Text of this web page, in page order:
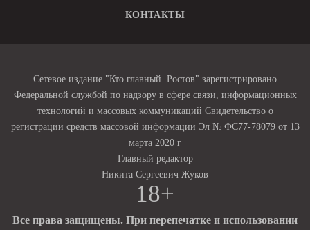
КОНТАКТЫ
Сетевое издание "Кто главный. Ростов" зарегистрировано
Федеральной службой по надзору в сфере связи, информационных
технологий и массовых коммуникаций Свидетельство о
регистрации средств массовой информации Эл № ФС77-78079 от 13
марта 2020 г
Главный редактор
Никита Сергеевич Жуков
18+
Все права защищены. При перепечатке и использовании